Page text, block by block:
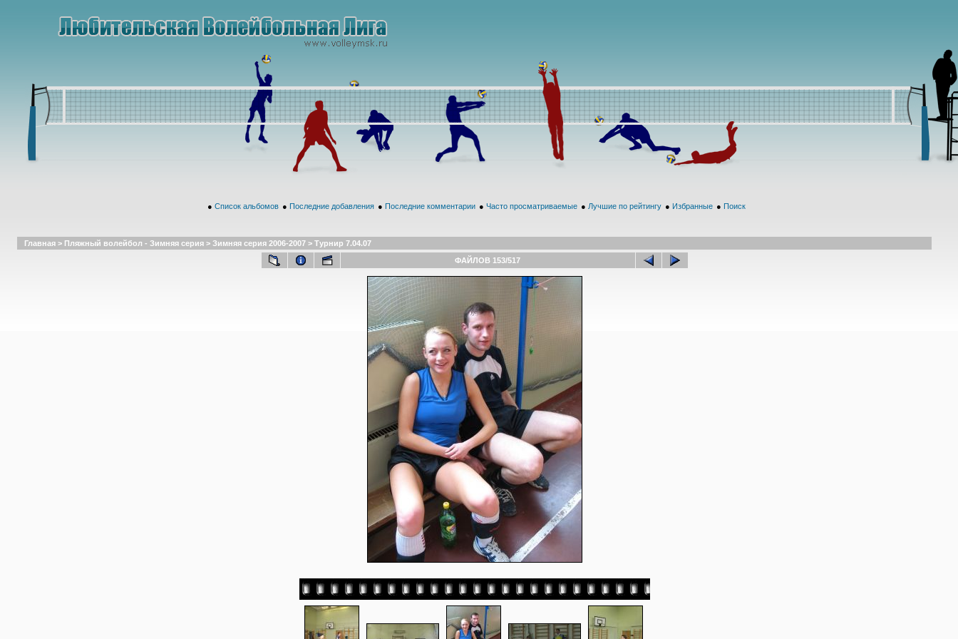
● Список альбомов ● Последние добавления ● Последние комментарии ● Часто просматриваемые ● Лучшие по рейтингу ● Избранные ● Поиск
Главная > Пляжный волейбол - Зимняя серия > Зимняя серия 2006-2007 > Турнир 7.04.07
ФАЙЛОВ 153/517